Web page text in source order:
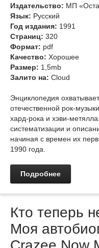
Издательство: МП
Язык: Русский
Год издания: 1991
Страниц: 320
Формат: pdf
Качество: Хорошее
Размер: 1,5mb
Залито на: Cloud
Энциклопедия
отечественной рок-
xард-рокa и хэви-
систематизации и
начиная с времен их
1990 года.
Подробнее
Кто теперь
Моя